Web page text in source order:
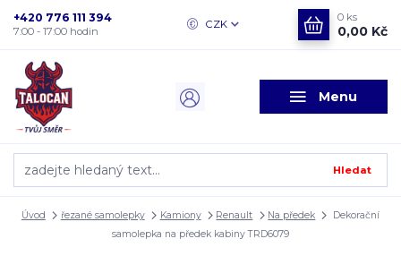
Menu
CZK
Hledat
+420 776 111 394
7:00 - 17:00 hodin
0 ks
0,00 Kč
Úvod řezané samolepky Kamiony Renault Na předek
Dekorační
samolepka na předek kabiny TRD6079